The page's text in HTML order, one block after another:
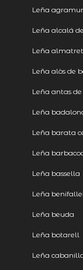
Leña
Leña alcalá
Leña almatret
Leña alòs de
Leña antas
Leña
Leña barata
Leña
Leña bassella
Leña
Leña beuda
Leña botarell
Leña